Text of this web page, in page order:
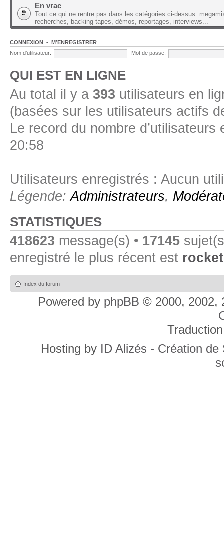
En vrac
Tout ce qui ne rentre pas dans les catégories ci-dessus:
recherches, backing tapes, démos, reportages, interviews...
CONNEXION • M’ENREGISTRER
Nom d’utilisateur:
Mot de passe:
QUI EST EN LIGNE
Au total il y a 393 utilisateurs en
(basées sur les utilisateurs actifs
Le record du nombre
20:58
Utilisateurs enregistrés : Aucun
Légende:Administrateurs,
STATISTIQUES
418623 message(s) • 17145
enregistré le plus récent est
Index du forum
Powered by phpBB © 2000, 2002,
Hosting by ID Alizés - Création